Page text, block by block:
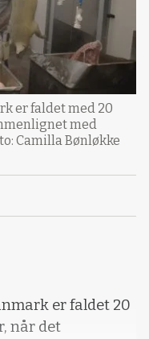
er faldet med 20
med
Camilla Bønløkke
er faldet 20
når det